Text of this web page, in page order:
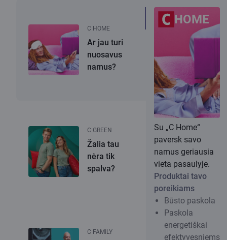
HOME
Su „C Home“
paversk savo
namus geriausia
vieta pasaulyje.
Produktai tavo
poreikiams
Būsto paskola
Paskola
energetiškai
efektyvesniems
C HOME
Ar jau turi
nuosavus
namus?
C GREEN
Žalia tau
nėra tik
spalva?
C FAMILY